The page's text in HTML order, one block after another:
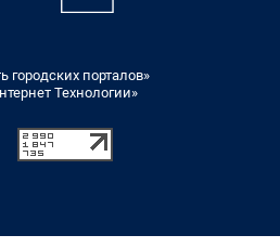
городских порталов»
Технологии»